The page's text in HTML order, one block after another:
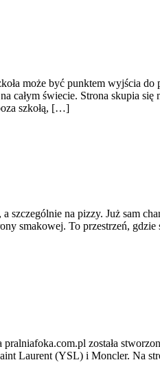
może być punktem wyjścia
całym świecie. Strona skupia
szkołą, […]
na pizzy. Już sam
smakowej. To przestrzeń,
została
Laurent (YSL) i Moncler. Na